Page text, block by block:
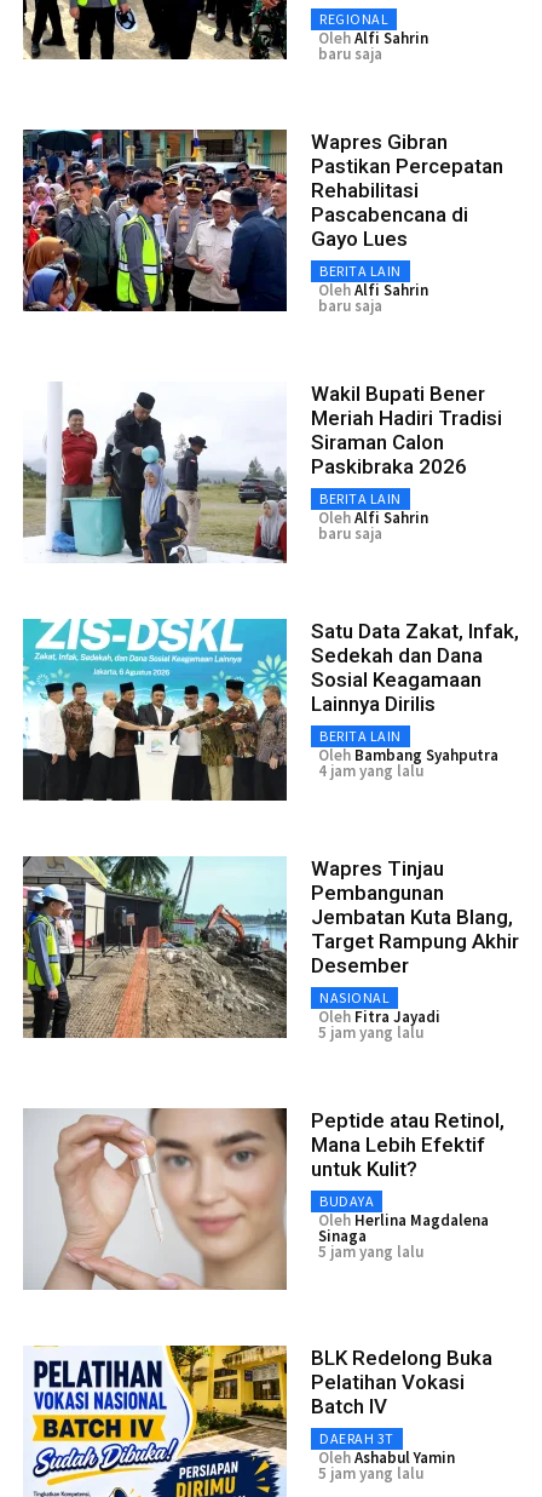
REGIONAL
OlehAlfi Sahrin
baru saja
Wapres Gibran
Pastikan Percepatan
Rehabilitasi
Pascabencana di
Gayo Lues
BERITA LAIN
OlehAlfi Sahrin
baru saja
Wakil Bupati Bener
Meriah Hadiri Tradisi
Siraman Calon
Paskibraka 2026
BERITA LAIN
OlehAlfi Sahrin
baru saja
Satu Data Zakat, Infak,
Sedekah dan Dana
Sosial Keagamaan
Lainnya Dirilis
BERITA LAIN
Oleh Bambang Syahputra
4 jam yang lalu
Wapres Tinjau
Pembangunan
Jembatan Kuta Blang,
Target Rampung Akhir
Desember
NASIONAL
Oleh Fitra Jayadi
5 jam yang lalu
Peptide atau Retinol,
Mana Lebih Efektif
untuk Kulit?
BUDAYA
Oleh Herlina Magdalena
Sinaga
5 jam yang lalu
BLK Redelong Buka
Pelatihan Vokasi
Batch IV
DAERAH 3T
OlehAshabul Yamin
5 jam yang lalu